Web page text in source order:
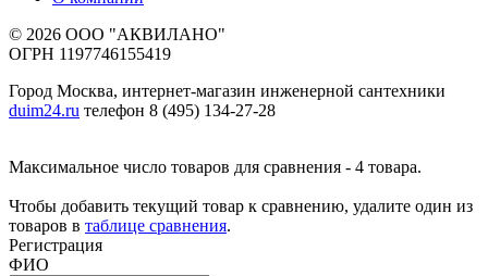
© 2026 ООО "АКВИЛАНО"
ОГРН 1197746155419
Город Москва, интернет-магазин инженерной сантехники
duim24.ru телефон 8 (495) 134-27-28
Максимальное число товаров для сравнения - 4 товара.
Чтобы добавить текущий товар к сравнению, удалите один из
товаров в таблице сравнения.
Регистрация
ФИО